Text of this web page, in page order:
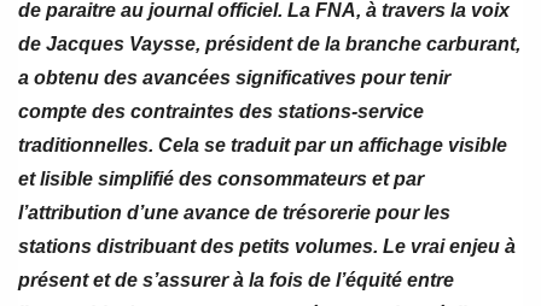
de paraitre au journal officiel. La FNA, à travers la voix
de Jacques Vaysse, président de la branche carburant,
a obtenu des avancées significatives pour tenir
compte des contraintes des stations-service
traditionnelles. Cela se traduit par un affichage visible
et lisible simplifié des consommateurs et par
l’attribution d’une avance de trésorerie pour les
stations distribuant des petits volumes. Le vrai enjeu à
présent et de s’assurer à la fois de l’équité entre